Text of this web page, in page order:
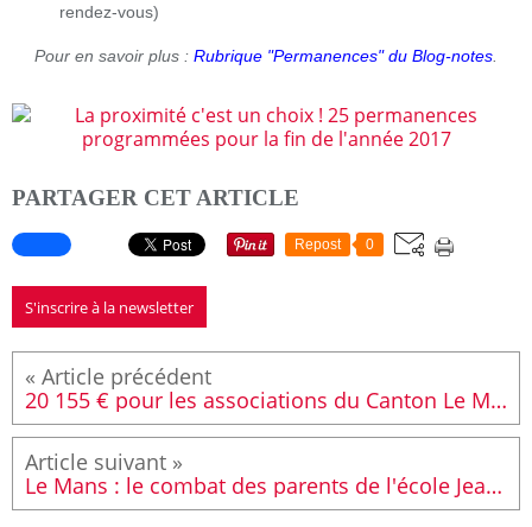
rendez-vous)
Pour en savoir plus : Rubrique "Permanences" du Blog-notes
PARTAGER CET ARTICLE
Repost 0
S'inscrire à la newsletter
20 155 € pour les associations du Canton Le Mans Sud - Arnage
Le Mans : le combat des parents de l'école Jean Macé est légitime